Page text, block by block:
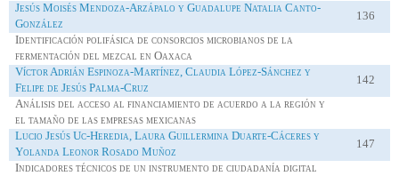
Jesús Moisés Mendoza-Arzápalo y Guadalupe Natalia Canto-
González
136
Identificación polifásica de consorcios microbianos de la
fermentación del mezcal en Oaxaca
Víctor Adrián Espinoza-Martínez, Claudia López-Sánchez y
Felipe de Jesús Palma-Cruz
142
Análisis del acceso al financiamiento de acuerdo a la región y
el tamaño de las empresas mexicanas
Lucio JesúsUc-Heredia, Laura Guillermina Duarte-Cáceres y
Yolanda Leonor Rosado Muñoz
147
Indicadores técnicos de un instrumento de ciudadanía digital